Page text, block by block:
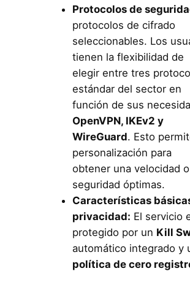
Protocolos de
protocolos de cifrado
seleccionables. Los
tienen la flexibilidad de
elegir entre tres
estándar del sector en
función de sus
OpenVPN, IKEv2 y
WireGuard. Esto
personalización para
obtener una velocidad o
seguridad óptimas.
Características
privacidad: El servicio
protegido por un Kill
automático integrado y
política de cero